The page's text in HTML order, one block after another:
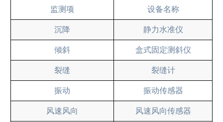
监测项 设备名称
沉降 静力水准仪
倾斜 盒式固定测斜仪
裂缝 裂缝计
振动 振动传感器
风速风向 风速风向传感器